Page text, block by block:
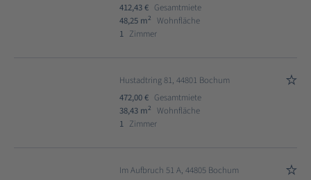
412,43 € Gesamtmiete
48,25 m2
Wohnfläche
1 Zimmer
Hustadtring 81, 44801 Bochum
472,00 € Gesamtmiete
38,43 m2
Wohnfläche
1 Zimmer
Im Aufbruch 51 A, 44805 Bochum